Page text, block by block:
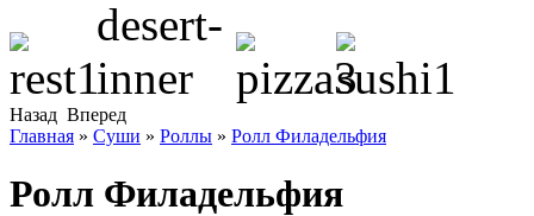
Назад Вперед
Главная » Суши » Роллы » Ролл Филадельфия
Ролл Филадельфия